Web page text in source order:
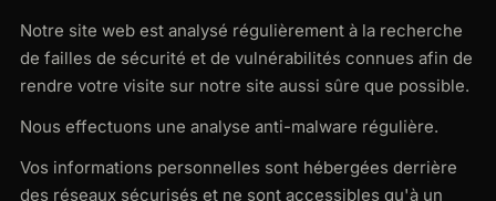
Notre site web est analysé régulièrement à la recherche
de failles de sécurité et de vulnérabilités connues afin de
rendre votre visite sur notre site aussi sûre que possible.
Nous effectuons une analyse anti-malware régulière.
Vos informations personnelles sont hébergées derrière
des réseaux sécurisés et ne sont accessibles qu'à un